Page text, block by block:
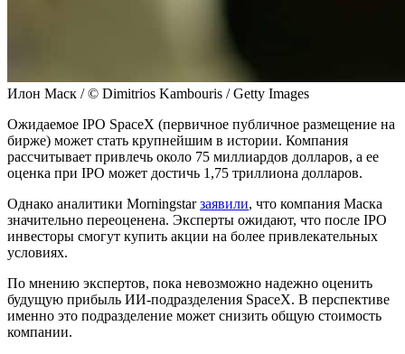
Илон Маск / © Dimitrios Kambouris / Getty Images
Ожидаемое IPO SpaceX (первичное публичное размещение на
бирже) может стать крупнейшим в истории. Компания
рассчитывает привлечь около 75 миллиардов долларов, а ее
оценка при IPO может достичь 1,75 триллиона долларов.
Однако аналитики Morningstarзаявили, что компания Маска
значительно переоценена. Эксперты ожидают, что после IPO
инвесторы смогут купить акции на более привлекательных
условиях.
По мнению экспертов, пока невозможно надежно оценить
будущую прибыль ИИ-подразделения SpaceX. В перспективе
именно это подразделение может снизить общую стоимость
компании.